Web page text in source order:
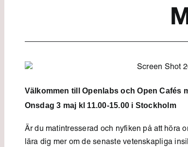
Välkommen till Openlabs och Open Cafés
Onsdag 3 maj kl 11.00-15.00 i Stockholm
Är du matintresserad och nyfiken på att höra
lära dig mer om de senaste vetenskapliga